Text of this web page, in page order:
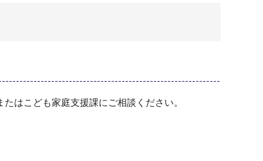
はこども家庭支援課にご相談ください。